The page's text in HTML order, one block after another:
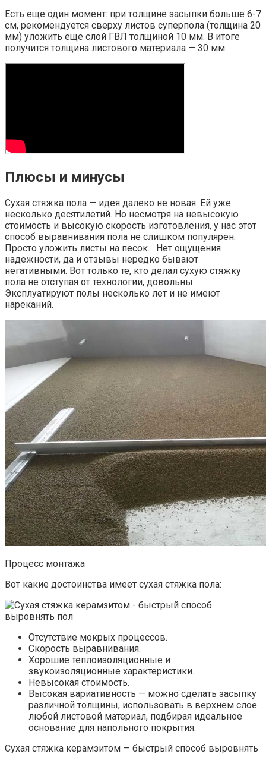
Есть еще один момент: при толщине засыпки больше 6-7
см, рекомендуется сверху листов суперпола (толщина 20
мм) уложить еще слой ГВЛ толщиной 10 мм. В итоге
получится толщина листового материала — 30 мм.
Плюсы и минусы
Сухая стяжка пола — идея далеко не новая. Ей уже
несколько десятилетий. Но несмотря на невысокую
стоимость и высокую скорость изготовления, у нас этот
способ выравнивания пола не слишком популярен.
Просто уложить листы на песок… Нет ощущения
надежности, да и отзывы нередко бывают
негативными. Вот только те, кто делал сухую стяжку
пола не отступая от технологии, довольны.
Эксплуатируют полы несколько лет и не имеют
нареканий.
Процесс монтажа
Вот какие достоинства имеет сухая стяжка пола:
Отсутствие мокрых процессов.
Скорость выравнивания.
Хорошие теплоизоляционные и
звукоизоляционные характеристики.
Невысокая стоимость.
Высокая вариативность — можно сделать засыпку
различной толщины, использовать в верхнем слое
любой листовой материал, подбирая идеальное
основание для напольного покрытия.
Сухая стяжка керамзитом — быстрый способ выровнять